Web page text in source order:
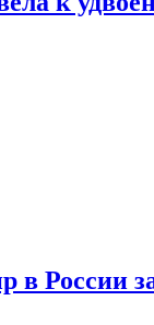
в России